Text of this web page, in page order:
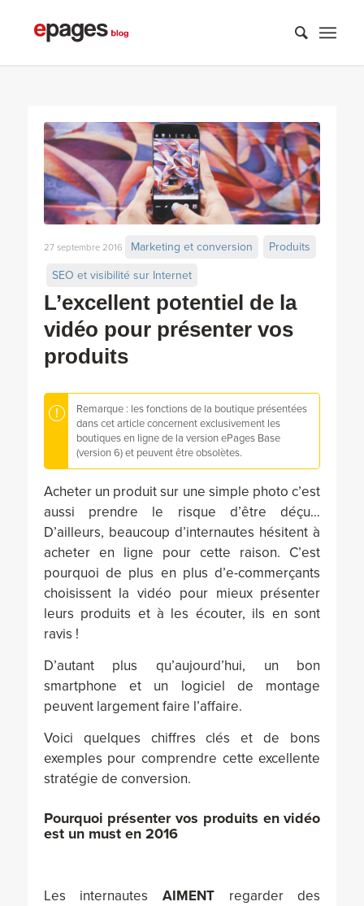
L’excellent potentiel de la
vidéo pour présenter vos
produits
27 septembre 2016 Marketing et conversion Produits
SEO et visibilité sur Internet
Remarque : les fonctions de la boutique présentées
dans cet article concernent exclusivement les
boutiques en ligne de la version ePages Base
(version 6) et peuvent être obsolètes.
Acheter un produit sur une simple photo c’est
aussi prendre le risque d’être déçu…
D’ailleurs, beaucoup d’internautes hésitent à
acheter en ligne pour cette raison. C’est
pourquoi de plus en plus d’e-commerçants
choisissent la vidéo pour mieux présenter
leurs produits et à les écouter, ils en sont
ravis !
D’autant plus qu’aujourd’hui, un bon
smartphone et un logiciel de montage
peuvent largement faire l’affaire.
Voici quelques chiffres clés et de bons
exemples pour comprendre cette excellente
stratégie de conversion.
Pourquoi présenter vos produits en vidéo
est un must en 2016
Les internautes AIMENT regarder des